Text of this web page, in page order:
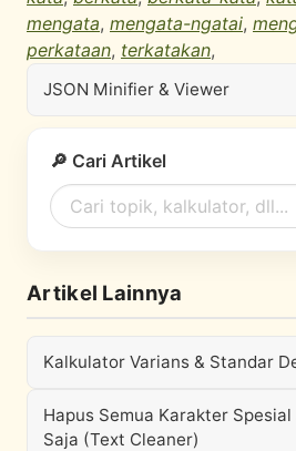
mengata, mengata-ngatai,
perkataan, terkatakan,
JSON Minifier & Viewer
🔎 Cari Artikel
Artikel Lainnya
Kalkulator Varians & Standar
Hapus Semua Karakter
Saja (Text Cleaner)